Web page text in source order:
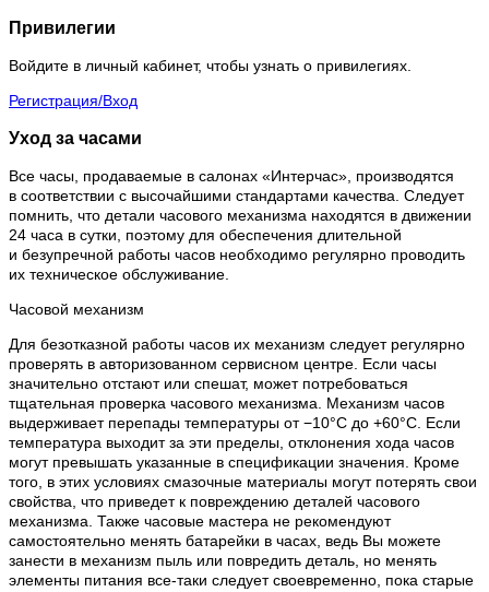
Привилегии
Войдите в личный кабинет, чтобы узнать о привилегиях.
Регистрация/Вход
Уход за часами
Все часы, продаваемые в салонах «Интерчас», производятся
в соответствии с высочайшими стандартами качества. Следует
помнить, что детали часового механизма находятся в движении
24 часа в сутки, поэтому для обеспечения длительной
и безупречной работы часов необходимо регулярно проводить
их техническое обслуживание.
Часовой механизм
Для безотказной работы часов их механизм следует регулярно
проверять в авторизованном сервисном центре. Если часы
значительно отстают или спешат, может потребоваться
тщательная проверка часового механизма. Механизм часов
выдерживает перепады температуры от −10°C до +60°C. Если
температура выходит за эти пределы, отклонения хода часов
могут превышать указанные в спецификации значения. Кроме
того, в этих условиях смазочные материалы могут потерять свои
свойства, что приведет к повреждению деталей часового
механизма. Также часовые мастера не рекомендуют
самостоятельно менять батарейки в часах, ведь Вы можете
занести в механизм пыль или повредить деталь, но менять
элементы питания все-таки следует своевременно, пока старые